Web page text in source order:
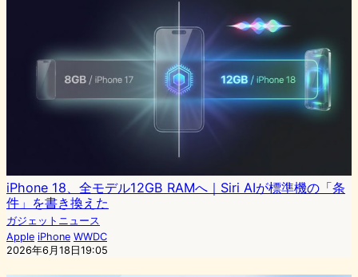
iPhone 18、全モデル12GB RAMへ｜Siri AIが標準機の「条
件」を書き換えた
ガジェットニュース
Apple iPhone WWDC
2026年6月18日19:05